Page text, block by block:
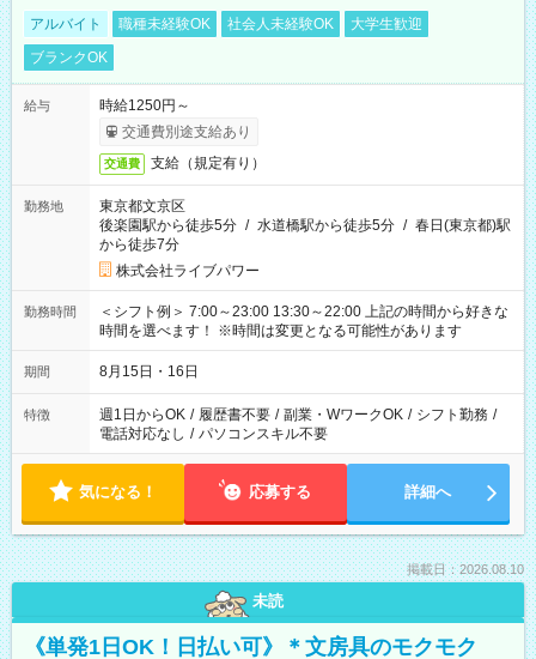
アルバイト 職種未経験OK 社会人未経験OK
大学生歓迎
ブランクOK
給与
時給1250円～
交通費別途支給あり
交通費 支給（規定有り）
勤務地
東京都文京区
後楽園駅から徒歩5分 / 水道橋駅から徒歩5分 / 春日(東京都)駅
から徒歩7分
株式会社ライブパワー
勤務時間
＜シフト例＞ 7:00～23:00 13:30～22:00 上記の時間から好きな
時間を選べます！ ※時間は変更となる可能性があります
期間 8月15日・16日
特徴 週1日からOK / 履歴書不要 / 副業・WワークOK / シフト勤務 /
電話対応なし / パソコンスキル不要
気になる！ 応募する 詳細へ
掲載日：2026.08.10
未読
《単発1日OK！日払い可》＊文房具のモクモク